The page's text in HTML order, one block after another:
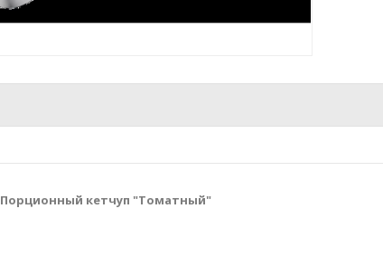
Порционный кетчуп "Томатный"